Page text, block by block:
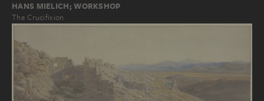
HANS MIELICH; WORKSHOP
The Crucifixion